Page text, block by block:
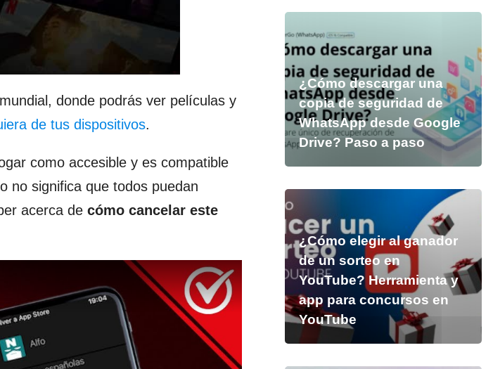
donde podrás ver películas y
de tus dispositivos.
como accesible y es compatible
no significa que todos puedan
acerca de cómo cancelar este
¿Cómo descargar una
copia de seguridad de
WhatsApp desde Google
Drive? Paso a paso
¿Cómo elegir al ganador
de un sorteo en
YouTube? Herramienta y
app para concursos en
YouTube